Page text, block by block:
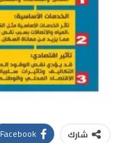
شارك Facebook